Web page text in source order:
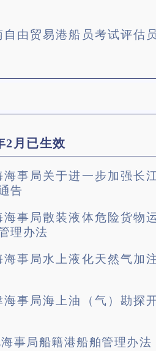
由贸易港船员考试评估
2月已生效
事局关于进一步加强长
告
事局散装液体危险货物
理办法
事局水上液化天然气加
事局海上油（气）勘探
事局船籍港船舶管理办法